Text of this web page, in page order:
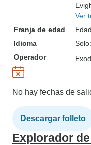
Ver
Franja de edad
Idioma
Operador
No hay fechas de
Descargar folleto
Explorador